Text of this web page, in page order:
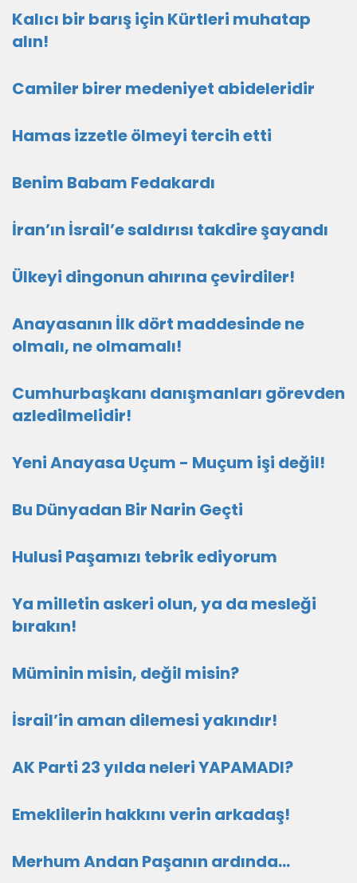
Kalıcı bir barış için Kürtleri muhatap
alın!
Camiler birer medeniyet abideleridir
Hamas izzetle ölmeyi tercih etti
Benim Babam Fedakardı
İran’ın İsrail’e saldırısı takdire şayandı
Ülkeyi dingonun ahırına çevirdiler!
Anayasanın İlk dört maddesinde ne
olmalı, ne olmamalı!
Cumhurbaşkanı danışmanları görevden
azledilmelidir!
Yeni Anayasa Uçum - Muçum işi değil!
Bu Dünyadan Bir Narin Geçti
Hulusi Paşamızı tebrik ediyorum
Ya milletin askeri olun, ya da mesleği
bırakın!
Müminin misin, değil misin?
İsrail’in aman dilemesi yakındır!
AK Parti 23 yılda neleri YAPAMADI?
Emeklilerin hakkını verin arkadaş!
Merhum Andan Paşanın ardında…